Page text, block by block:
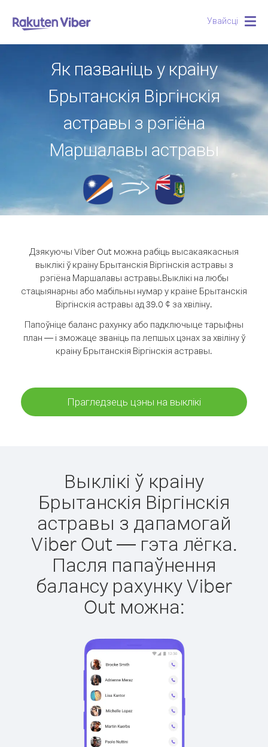
Увайсці
Як пазваніць у краіну
Брытанскія Віргінскія
астравы з рэгіёна
Маршалавы астравы
Дзякуючы Viber Out можна рабіць высакаякасныя
выклікі ў краіну Брытанскія Віргінскія астравы з
рэгіёна Маршалавы астравы.Выклікі на любы
стацыянарны або мабільны нумар у краіне Брытанскія
Віргінскія астравы ад 39.0 ¢ за хвіліну.
Папоўніце баланс рахунку або падключыце тарыфны
план — і зможаце званіць па лепшых цэнах за хвіліну ў
краіну Брытанскія Віргінскія астравы.
Прагледзець цэны на выклікі
Выклікі ў краіну
Брытанскія Віргінскія
астравы з дапамогай
Viber Out — гэта лёгка.
Пасля папаўнення
балансу рахунку Viber
Out можна: